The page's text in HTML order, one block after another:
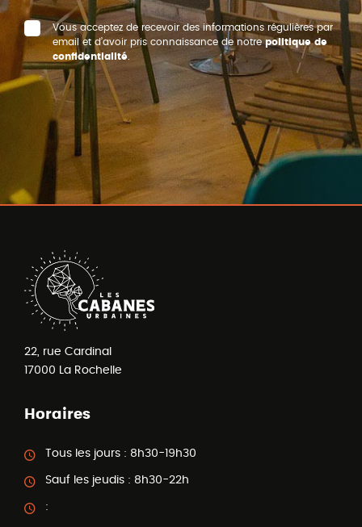
Vous acceptez de recevoir des informations régulières par
email et d’avoir pris connaissance de notrepolitique de
confidentialité
22, rue Cardinal
17000 La Rochelle
Horaires
Tous les jours : 8h30-19h30
Sauf les jeudis : 8h30-22h
: